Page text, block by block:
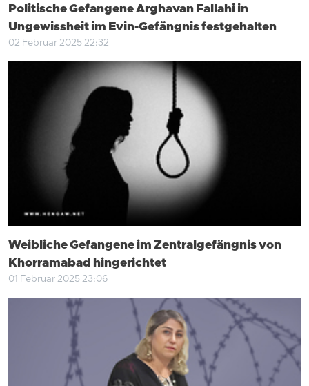
Politische Gefangene Arghavan Fallahi in
Ungewissheit im Evin-Gefängnis festgehalten
02 Februar 2025 22:32
Weibliche Gefangene im Zentralgefängnis von
Khorramabad hingerichtet
01 Februar 2025 23:06